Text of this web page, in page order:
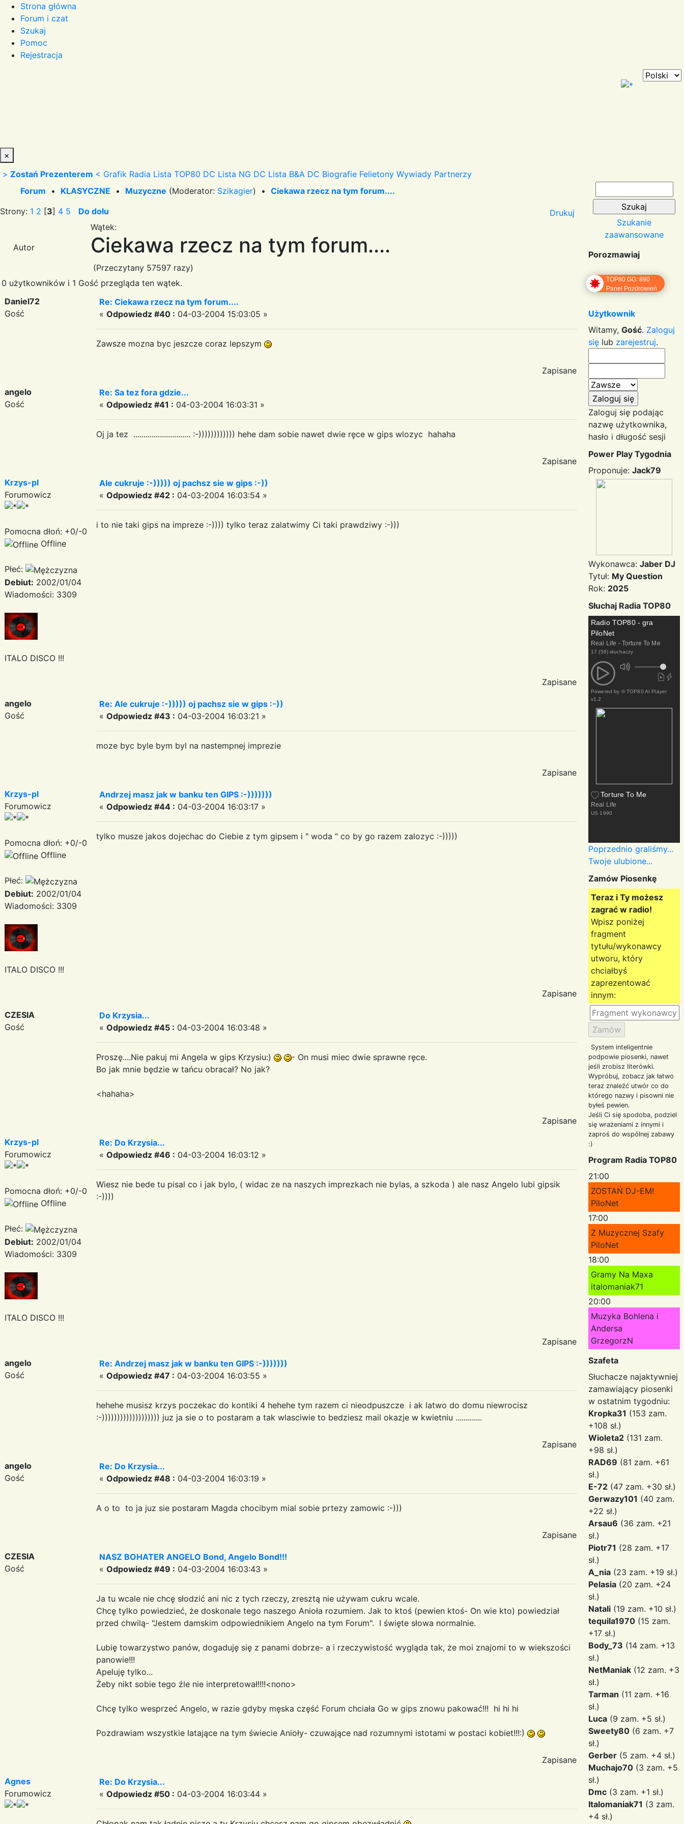
Strona główna
Forum i czat
Szukaj
Pomoc
Rejestracja
×
> Zostań Prezenterem < Grafik Radia Lista TOP80 DC Lista NG DC Lista B&A DC Biografie Felietony Wywiady Partnerzy
Forum • KLASYCZNE • Muzyczne (Moderator: Szikagier) • Ciekawa rzecz na tym forum....
Strony: 1 2 [3] 4 5 Do dołu Drukuj
Autor
Wątek:
Ciekawa rzecz na tym forum....
(Przeczytany 57597 razy)
0 użytkowników i 1 Gość przegląda ten wątek.
Daniel72
Gość
Re: Ciekawa rzecz na tym forum....
« Odpowiedz #40 : 04-03-2004 15:03:05 »
Zawsze mozna byc jeszcze coraz lepszym
Zapisane
angelo
Gość
Re: Sa tez fora gdzie...
« Odpowiedz #41 : 04-03-2004 16:03:31 »
Oj ja tez ............................ :-)))))))))))) hehe dam sobie nawet dwie ręce w gips wlozyc hahaha
Zapisane
Krzys-pl
Forumowicz
Pomocna dłoń: +0/-0
Offline
Płeć:
Debiut: 2002/01/04
Wiadomości: 3309
ITALO DISCO !!!
Ale cukruje :-))))) oj pachsz sie w gips :-))
« Odpowiedz #42 : 04-03-2004 16:03:54 »
i to nie taki gips na impreze :-)))) tylko teraz zalatwimy Ci taki prawdziwy :-)))
Zapisane
angelo
Gość
Re: Ale cukruje :-))))) oj pachsz sie w gips :-))
« Odpowiedz #43 : 04-03-2004 16:03:21 »
moze byc byle bym byl na nastempnej imprezie
Zapisane
Krzys-pl
Forumowicz
Pomocna dłoń: +0/-0
Offline
Płeć:
Debiut: 2002/01/04
Wiadomości: 3309
ITALO DISCO !!!
Andrzej masz jak w banku ten GIPS :-)))))))
« Odpowiedz #44 : 04-03-2004 16:03:17 »
tylko musze jakos dojechac do Ciebie z tym gipsem i " woda " co by go razem zalozyc :-)))))
Zapisane
CZESIA
Gość
Do Krzysia...
« Odpowiedz #45 : 04-03-2004 16:03:48 »
Proszę....Nie pakuj mi Angela w gips Krzysiu:)
- On musi miec dwie sprawne ręce.
Bo jak mnie będzie w tańcu obracał? No jak?
<hahaha>
Zapisane
Krzys-pl
Forumowicz
Pomocna dłoń: +0/-0
Offline
Płeć:
Debiut: 2002/01/04
Wiadomości: 3309
ITALO DISCO !!!
Re: Do Krzysia...
« Odpowiedz #46 : 04-03-2004 16:03:12 »
Wiesz nie bede tu pisal co i jak bylo, ( widac ze na naszych imprezkach nie bylas, a szkoda ) ale nasz Angelo lubi gipsik
:-))))
Zapisane
angelo
Gość
Re: Andrzej masz jak w banku ten GIPS :-)))))))
« Odpowiedz #47 : 04-03-2004 16:03:55 »
hehehe musisz krzys poczekac do kontiki 4 hehehe tym razem ci nieodpuszcze i ak latwo do domu niewrocisz
:-))))))))))))))))))) juz ja sie o to postaram a tak wlasciwie to bedziesz mail okazje w kwietniu .............
Zapisane
angelo
Gość
Re: Do Krzysia...
« Odpowiedz #48 : 04-03-2004 16:03:19 »
A o to to ja juz sie postaram Magda chocibym mial sobie prtezy zamowic :-)))
Zapisane
CZESIA
Gość
NASZ BOHATER ANGELO Bond, Angelo Bond!!!
« Odpowiedz #49 : 04-03-2004 16:03:43 »
Ja tu wcale nie chcę słodzić ani nic z tych rzeczy, zresztą nie używam cukru wcale.
Chcę tylko powiedzieć, że doskonale tego naszego Anioła rozumiem. Jak to ktoś (pewien ktoś- On wie kto) powiedział
przed chwilą- "Jestem damskim odpowiednikiem Angelo na tym Forum". I święte słowa normalnie.
Lubię towarzystwo panów, dogaduję się z panami dobrze- a i rzeczywistość wygląda tak, że moi znajomi to w wiekszości
panowie!!!
Apeluję tylko...
Żeby nikt sobie tego źle nie interpretował!!!!<nono>
Chcę tylko wesprzeć Angelo, w razie gdyby męska część Forum chciała Go w gips znowu pakować!!! hi hi hi
Pozdrawiam wszystkie latające na tym świecie Anioły- czuwające nad rozumnymi istotami w postaci kobiet!!!:)
Zapisane
Agnes
Forumowicz
Re: Do Krzysia...
« Odpowiedz #50 : 04-03-2004 16:03:44 »
Szukanie
zaawansowane
Porozmawiaj
TOP80 GG: 890
Panel Pozdrowień
Użytkownik
Witamy, Gość. Zaloguj
się lub zarejestruj.
Zaloguj się podając
nazwę użytkownika,
hasło i długość sesji
Power Play Tygodnia
Proponuje: Jack79
Wykonawca: Jaber DJ
Tytuł: My Question
Rok: 2025
Słuchaj Radia TOP80
Radio TOP80 - gra
PiloNet
Real Life - Torture To Me
17 (56) słuchaczy
Powered by © TOP80 AI Player
v1.2
Torture To Me
Real Life
US 1990
Poprzednio graliśmy...
Twoje ulubione...
Zamów Piosenkę
Teraz i Ty możesz
zagrać w radio!
Wpisz poniżej
fragment
tytułu/wykonawcy
utworu, który
chciałbyś
zaprezentować
innym:
System inteligentnie
podpowie piosenki, nawet
jeśli zrobisz literówki.
Wypróbuj, zobacz jak łatwo
teraz znaleźć utwór co do
którego nazwy i pisowni nie
byłeś pewien.
Jeśli Ci się spodoba, podziel
się wrażeniami z innymi i
zaproś do wspólnej zabawy
:)
Program Radia TOP80
21:00
ZOSTAŃ DJ-EM!
PiloNet
17:00
Z Muzycznej Szafy
PiloNet
18:00
Gramy Na Maxa
italomaniak71
20:00
Muzyka Bohlena i
Andersa
GrzegorzN
Szafeta
Słuchacze najaktywniej
zamawiający piosenki
w ostatnim tygodniu:
Kropka31 (153 zam.
+108 sł.)
Wioleta2 (131 zam.
+98 sł.)
RAD69 (81 zam. +61
sł.)
E-72 (47 zam. +30 sł.)
Gerwazy101 (40 zam.
+22 sł.)
Arsau6 (36 zam. +21
sł.)
Piotr71 (28 zam. +17
sł.)
A_nia (23 zam. +19 sł.)
Pelasia (20 zam. +24
sł.)
Natali (19 zam. +10 sł.)
tequila1970 (15 zam.
+17 sł.)
Body_73 (14 zam. +13
sł.)
NetManiak (12 zam. +3
sł.)
Tarman (11 zam. +16
sł.)
Luca (9 zam. +5 sł.)
Sweety80 (6 zam. +7
sł.)
Gerber (5 zam. +4 sł.)
Muchajo70 (3 zam. +5
sł.)
Dmc (3 zam. +1 sł.)
Italomaniak71 (3 zam.
+4 sł.)